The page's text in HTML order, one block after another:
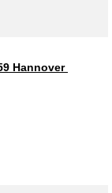
/
Hannover